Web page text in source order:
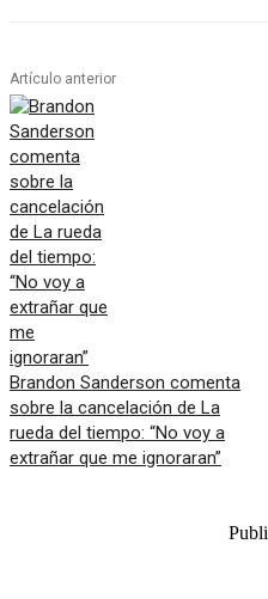
Artículo anterior
Brandon Sanderson comenta
sobre la cancelación de La
rueda del tiempo: “No voy a
extrañar que me ignoraran”